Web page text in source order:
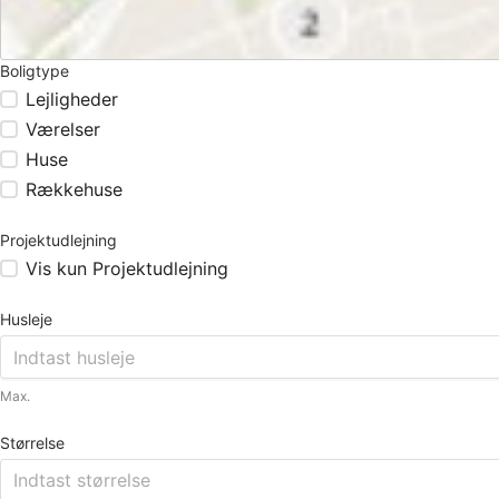
Boligtype
Lejligheder
Værelser
Huse
Rækkehuse
Projektudlejning
Vis kun Projektudlejning
Husleje
Max.
Størrelse